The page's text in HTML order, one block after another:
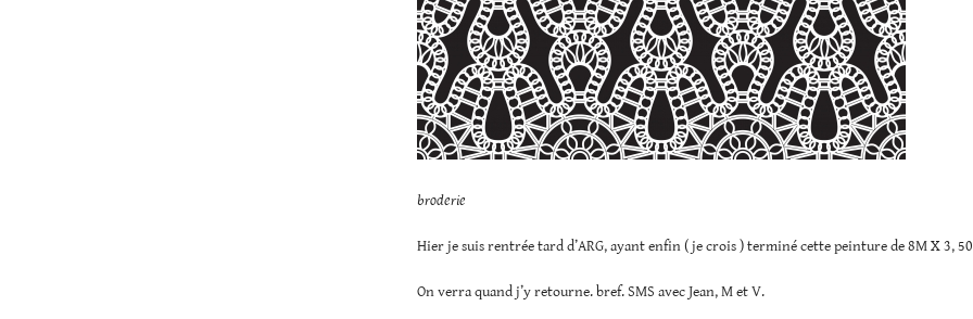
broderie
Hier je suis rentrée tard d’ARG, ayant enfin ( je crois ) terminé cette peinture de 8M X 3,
On verra quand j’y retourne. bref. SMS avec Jean, M et V.